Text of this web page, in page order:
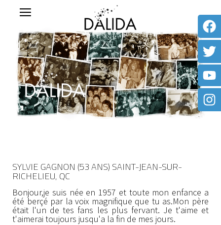
SYLVIE GAGNON (53 ANS) SAINT-JEAN-SUR-
RICHELIEU, QC
Bonjour,je suis née en 1957 et toute mon enfance a
été berçé par la voix magnifique que tu as.Mon père
était l'un de tes fans les plus fervant. Je t'aime et
t'aimerai toujours jusqu'a la fin de mes jours.